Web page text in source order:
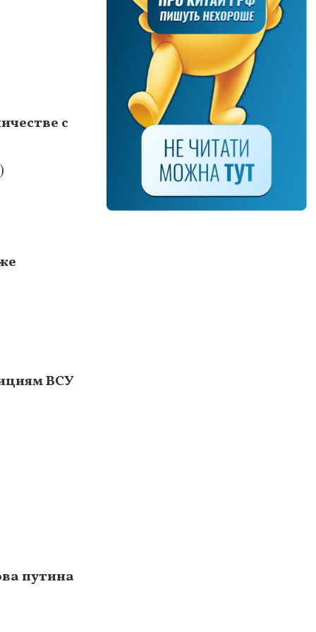
с
ВСУ
путина